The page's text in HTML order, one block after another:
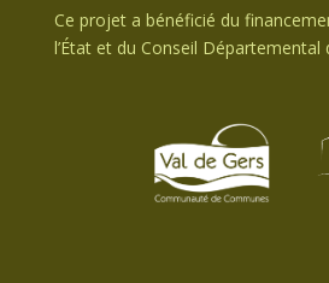
Ce projet a bénéficié du
l’État et du Conseil Départemental